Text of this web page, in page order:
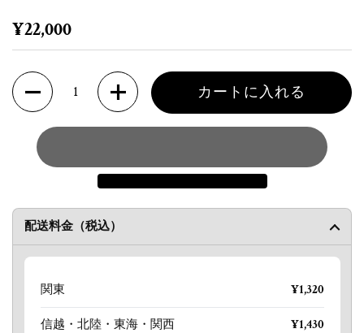
定価
¥22,000
数量
カートに入れる
配送料金（税込）
関東 ¥1,320
信越・北陸・東海・関西 ¥1,430